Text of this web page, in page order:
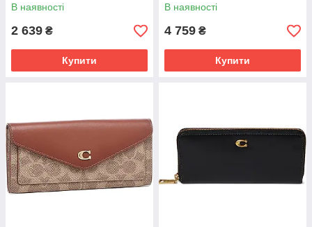
В наявності
2 639 ₴
Купити
В наявності
4 759 ₴
Купити